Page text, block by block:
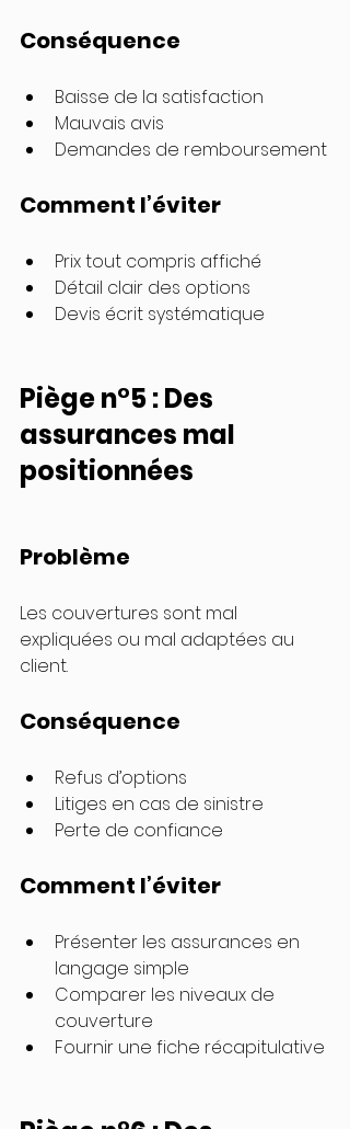
Conséquence
Baisse de la satisfaction
Mauvais avis
Demandes de remboursement
Comment l’éviter
Prix tout compris affiché
Détail clair des options
Devis écrit systématique
Piège n°5 : Des
assurances mal
positionnées
Problème
Les couvertures sont mal
expliquées ou mal adaptées au
client.
Conséquence
Refus d’options
Litiges en cas de sinistre
Perte de confiance
Comment l’éviter
Présenter les assurances en
langage simple
Comparer les niveaux de
couverture
Fournir une fiche récapitulative